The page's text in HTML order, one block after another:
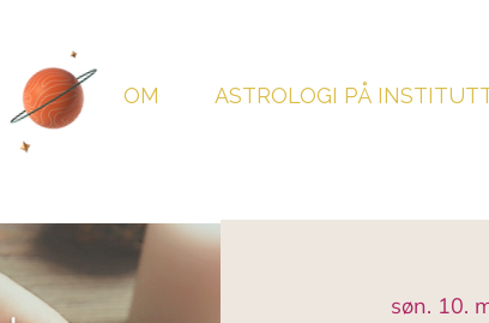
OM ASTROLOGI PÅ
søn. 10.